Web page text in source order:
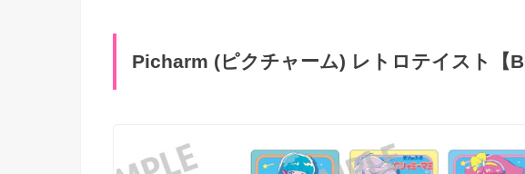
Picharm (ピクチャーム) レトロテイスト【